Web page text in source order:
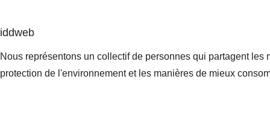
iddweb
Nous représentons un collectif de personnes qui partagent les
protection de l'environnement et les manières de mieux